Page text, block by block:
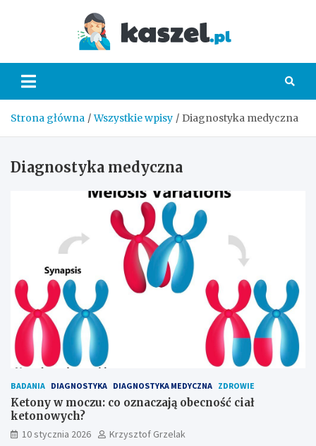
Strona główna Wszystkie wpisy Diagnostyka medyczna
Diagnostyka medyczna
BADANIA DIAGNOSTYKA DIAGNOSTYKA MEDYCZNA ZDROWIE
Ketony w moczu: co oznaczają obecność ciał
ketonowych?
10 stycznia 2026
Krzysztof Grzelak